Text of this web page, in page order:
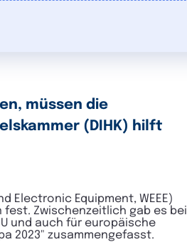
müssen die
(DIHK) hilft
Electronic Equipment, WEEE)
Zwischenzeitlich gab es bei
und auch für europäische
2023" zusammengefasst.